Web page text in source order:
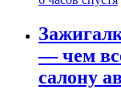
— чем
салону